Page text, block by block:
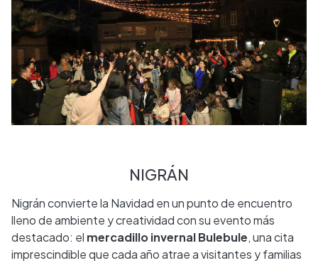
NIGRÁN
Nigrán convierte la Navidad en un punto de encuentro
lleno de ambiente y creatividad con su evento más
destacado: el mercadillo invernal Bulebule, una cita
imprescindible que cada año atrae a visitantes y familias